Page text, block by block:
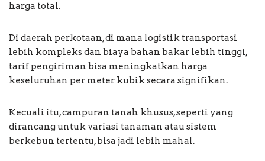
harga total.
Di daerah perkotaan, di mana logistik transportasi
lebih kompleks dan biaya bahan bakar lebih tinggi,
tarif pengiriman bisa meningkatkan harga
keseluruhan per meter kubik secara signifikan.
Kecuali itu, campuran tanah khusus, seperti yang
dirancang untuk variasi tanaman atau sistem
berkebun tertentu, bisa jadi lebih mahal.